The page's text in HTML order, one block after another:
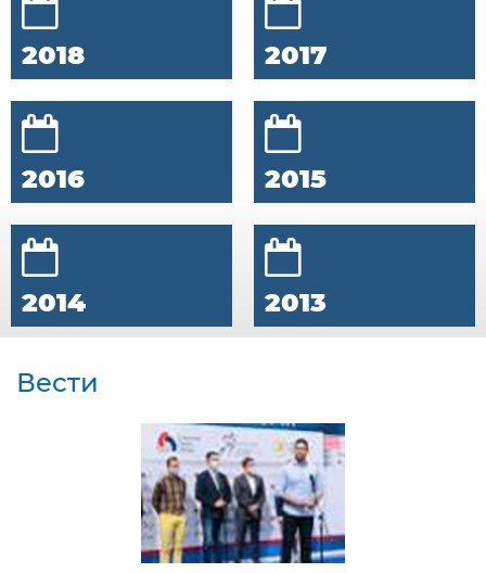
2018 2017
2016 2015
2014 2013
Вести